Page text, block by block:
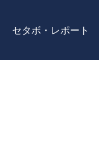
セタボ・レポート